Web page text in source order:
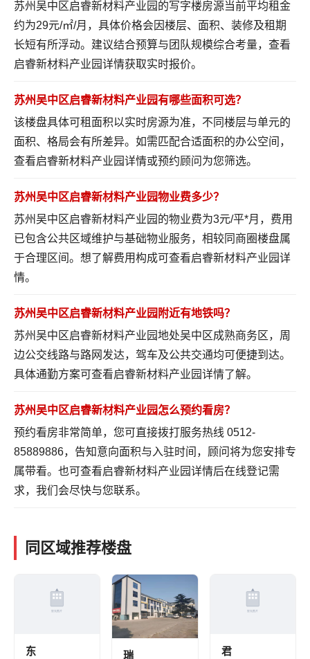
苏州吴中区启睿新材料产业园的写字楼房源当前平均租金
约为29元/㎡/月，具体价格会因楼层、面积、装修及租期
长短有所浮动。建议结合预算与团队规模综合考量， 查看
启睿新材料产业园详情获取实时报价。
苏州吴中区启睿新材料产业园有哪些面积可选？
该楼盘具体可租面积以实时房源为准，不同楼层与单元的
面积、格局会有所差异。如需匹配合适面积的办公空间，
查看启睿新材料产业园详情或预约顾问为您筛选。
苏州吴中区启睿新材料产业园物业费多少？
苏州吴中区启睿新材料产业园的物业费为3元/平*月，费用
已包含公共区域维护与基础物业服务，相较同商圈楼盘属
于合理区间。想了解费用构成可查看启睿新材料产业园详
情。
苏州吴中区启睿新材料产业园附近有地铁吗？
苏州吴中区启睿新材料产业园地处吴中区成熟商务区，周
边公交线路与路网发达，驾车及公共交通均可便捷到达。
具体通勤方案可查看启睿新材料产业园详情了解。
苏州吴中区启睿新材料产业园怎么预约看房？
预约看房非常简单，您可直接拨打服务热线 0512-
85889886，告知意向面积与入驻时间，顾问将为您安排专
属带看。也可查看启睿新材料产业园详情后在线登记需
求，我们会尽快与您联系。
同区域推荐楼盘
东
瑞
君